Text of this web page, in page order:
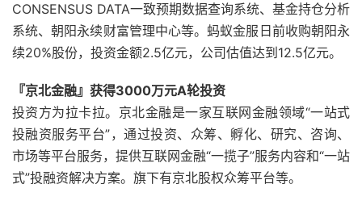
CONSENSUS DATA一致预期数据查询系统、基金持仓分析
系统、朝阳永续财富管理中心等。蚂蚁金服日前收购朝阳永
续20%股份，投资金额2.5亿元，公司估值达到12.5亿元。
『京北金融』获得3000万元A轮投资
投资方为拉卡拉。京北金融是一家互联网金融领域“一站式
投融资服务平台”，通过投资、众筹、孵化、研究、咨询、
市场等平台服务，提供互联网金融“一揽子”服务内容和“一站
式”投融资解决方案。旗下有京北股权众筹平台等。